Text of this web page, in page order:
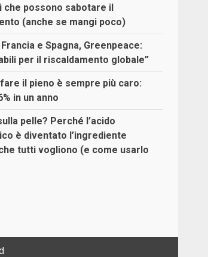
che possono sabotare il
(anche se mangi poco)
e Spagna, Greenpeace:
per il riscaldamento globale”
il pieno è sempre più caro:
in un anno
pelle? Perché l’acido
è diventato l’ingrediente
tutti vogliono (e come usarlo